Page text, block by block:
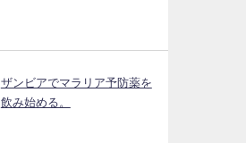
ザンビアでマラリア予防薬を
飲み始める。